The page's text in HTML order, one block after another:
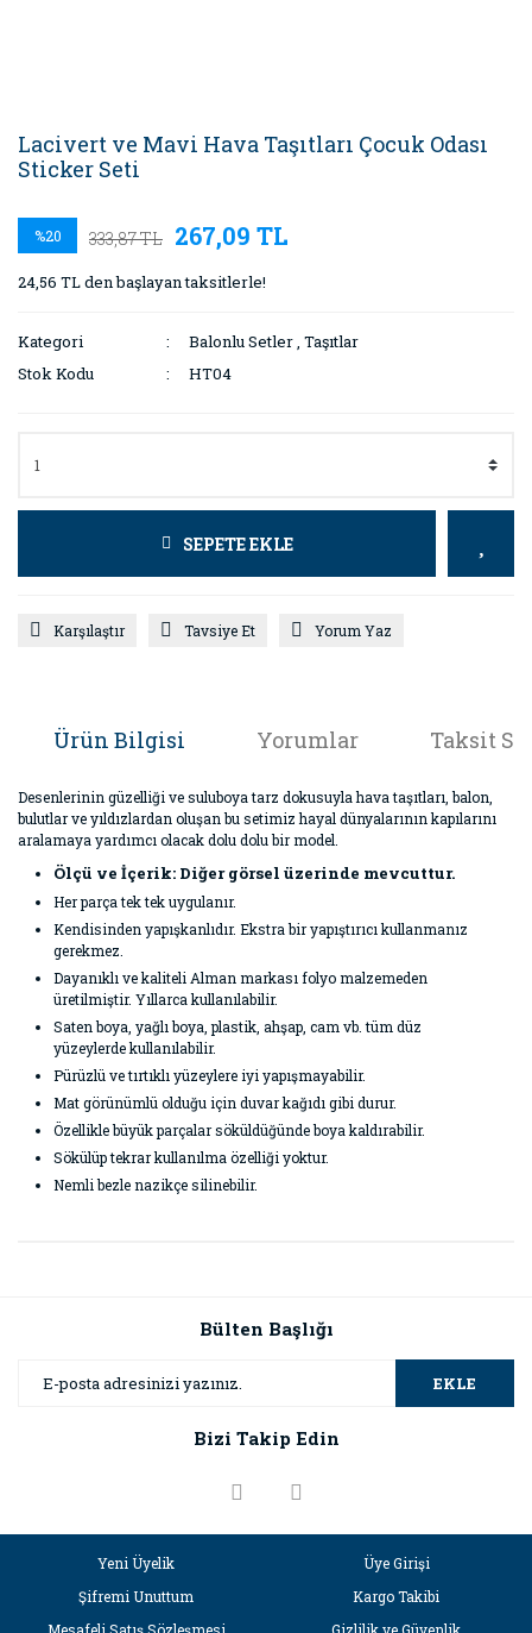
Lacivert ve Mavi Hava Taşıtları Çocuk Odası
Sticker Seti
%20 333,87 TL 267,09 TL
24,56 TL den başlayan taksitlerle!
Kategori Balonlu Setler,Taşıtlar
Stok Kodu
HT04
SEPETE EKLE
Karşılaştır Tavsiye Et Yorum Yaz
Ürün Bilgisi Yorumlar Taksit
Desenlerinin güzelliği ve suluboya tarz dokusuyla hava taşıtları, balon,
bulutlar ve yıldızlardan oluşan bu setimiz hayal dünyalarının kapılarını
aralamaya yardımcı olacak dolu dolu bir model.
Ölçü ve İçerik: Diğer görsel üzerinde mevcuttur.
Her parça tek tek uygulanır.
Kendisinden yapışkanlıdır. Ekstra bir yapıştırıcı kullanmanız
gerekmez.
Dayanıklı ve kaliteli Alman markası folyo malzemeden
üretilmiştir. Yıllarca kullanılabilir.
Saten boya, yağlı boya, plastik, ahşap, cam vb. tüm düz
yüzeylerde kullanılabilir.
Pürüzlü ve tırtıklı yüzeylere iyi yapışmayabilir.
Mat görünümlü olduğu için duvar kağıdı gibi durur.
Özellikle büyük parçalar söküldüğünde boya kaldırabilir.
Sökülüp tekrar kullanılma özelliği yoktur.
Nemli bezle nazikçe silinebilir.
Görüş ve önerileriniz için teşekkür ederiz.
Ürün resmi kalitesiz, bozuk veya görüntülenemiyor.
Ürün bilgilerinde hatalar bulunuyor.
Bülten Başlığı
EKLE
Bizi Takip Edin
Yeni Üyelik
Üye Girişi
Şifremi Unuttum
Kargo Takibi